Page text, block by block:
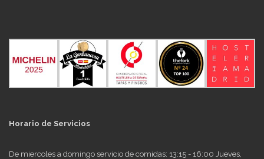
Horario de Servicios
De miercoles a domingo servicio de comidas: 13:15 - 16:00 Jueves,